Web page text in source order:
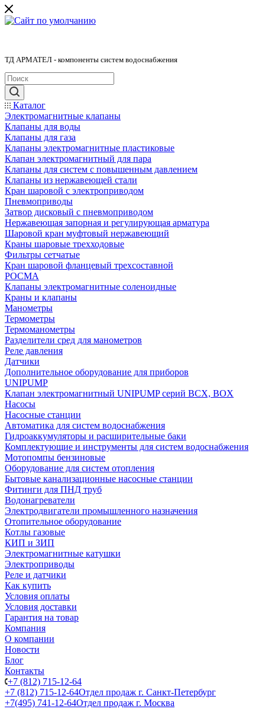
ТД АРМАТЕЛ - компоненты систем водоснабжения
Каталог
Электромагнитные клапаны
Клапаны для воды
Клапаны для газа
Клапаны электромагнитные пластиковые
Клапан электромагнитный для пара
Клапаны для систем с повышенным давлением
Клапаны из нержавеющей стали
Кран шаровой с электроприводом
Пневмоприводы
Затвор дисковый с пневмоприводом
Нержавеющая запорная и регулирующая арматура
Шаровой кран муфтовый нержавеющий
Краны шаровые трехходовые
Фильтры сетчатые
Кран шаровой фланцевый трехсоставной
РОСМА
Клапаны электромагнитные соленоидные
Краны и клапаны
Манометры
Термометры
Термоманометры
Разделители сред для манометров
Реле давления
Датчики
Дополнительное оборудование для приборов
UNIPUMP
Клапан электромагнитный UNIPUMP серий BCX, BOX
Насосы
Насосные станции
Автоматика для систем водоснабжения
Гидроаккумуляторы и расширительные баки
Комплектующие и инструменты для систем водоснабжения
Мотопомпы бензиновые
Оборудование для систем отопления
Бытовые канализационные насосные станции
Фитинги для ПНД труб
Водонагреватели
Электродвигатели промышленного назначения
Отопительное оборудование
Котлы газовые
КИП и ЗИП
Электромагнитные катушки
Электроприводы
Реле и датчики
Как купить
Условия оплаты
Условия доставки
Гарантия на товар
Компания
О компании
Новости
Блог
Контакты
+7 (812) 715-12-64
+7 (812) 715-12-64Отдел продаж г. Санкт-Петербург
+7(495) 741-12-64Отдел продаж г. Москва